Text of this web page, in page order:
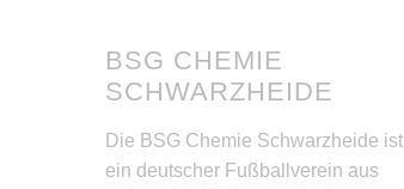
BSG CHEMIE
SCHWARZHEIDE
Die BSG Chemie Schwarzheide ist
ein deutscher Fußballverein aus